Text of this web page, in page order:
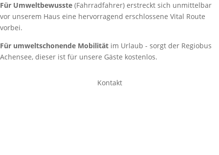
Für Umweltbewusste (Fahrradfahrer) erstreckt sich unmittelbar
vor unserem Haus eine hervorragend erschlossene Vital Route
vorbei.
Für umweltschonende Mobilität im Urlaub - sorgt der Regiobus
Achensee, dieser ist für unsere Gäste kostenlos.
Kontakt